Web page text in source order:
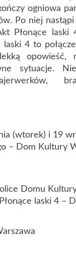
ogniowa
Po niej
Płonące
laski 4 to
opowieść,
sytuacje.
(wtorek) i 19
– Dom Kultury
Domu
laski 4 –